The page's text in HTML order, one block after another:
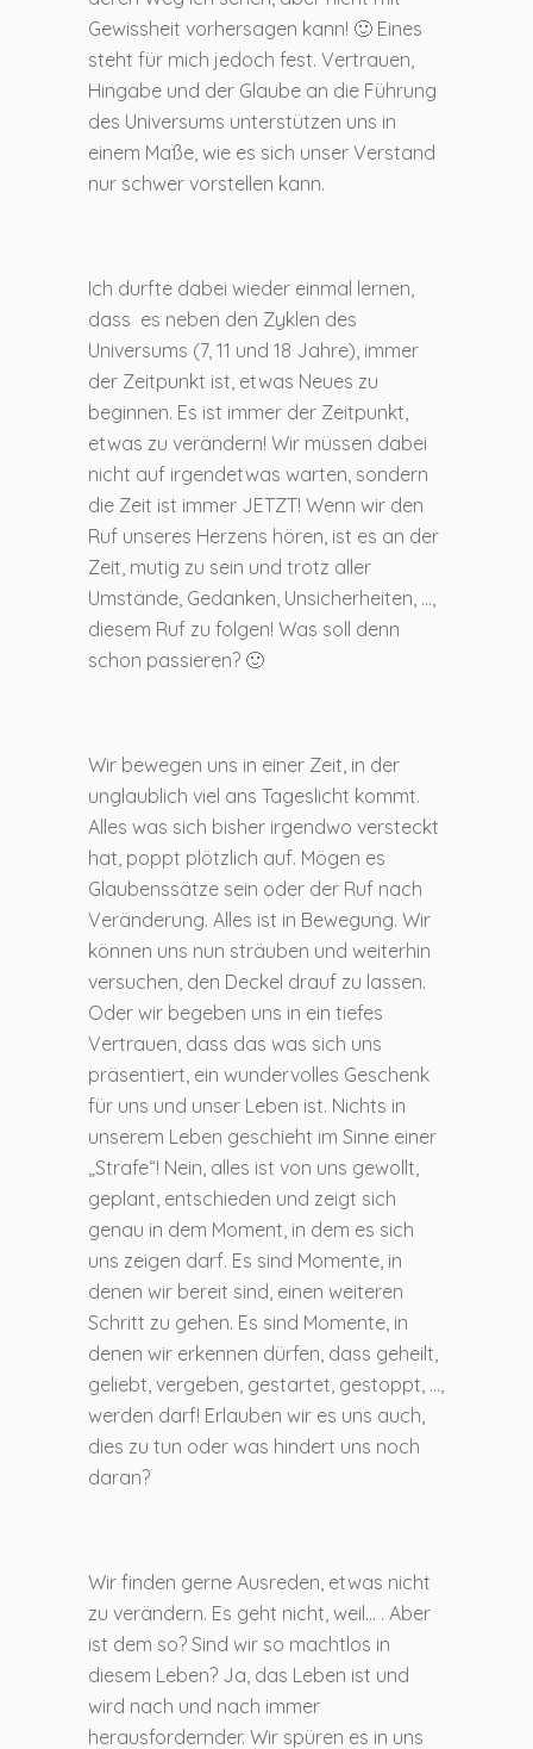
Gewissheit vorhersagen kann! 🙂 Eines
steht für mich jedoch fest. Vertrauen,
Hingabe und der Glaube an die Führung
des Universums unterstützen uns in
einem Maße, wie es sich unser Verstand
nur schwer vorstellen kann.
Ich durfte dabei wieder einmal lernen,
dass es neben den Zyklen des
Universums (7, 11 und 18 Jahre), immer
der Zeitpunkt ist, etwas Neues zu
beginnen. Es ist immer der Zeitpunkt,
etwas zu verändern! Wir müssen dabei
nicht auf irgendetwas warten, sondern
die Zeit ist immer JETZT! Wenn wir den
Ruf unseres Herzens hören, ist es an der
Zeit, mutig zu sein und trotz aller
Umstände, Gedanken, Unsicherheiten, …,
diesem Ruf zu folgen! Was soll denn
schon passieren? 🙂
Wir bewegen uns in einer Zeit, in der
unglaublich viel ans Tageslicht kommt.
Alles was sich bisher irgendwo versteckt
hat, poppt plötzlich auf. Mögen es
Glaubenssätze sein oder der Ruf nach
Veränderung. Alles ist in Bewegung. Wir
können uns nun sträuben und weiterhin
versuchen, den Deckel drauf zu lassen.
Oder wir begeben uns in ein tiefes
Vertrauen, dass das was sich uns
präsentiert, ein wundervolles Geschenk
für uns und unser Leben ist. Nichts in
unserem Leben geschieht im Sinne einer
„Strafe“! Nein, alles ist von uns gewollt,
geplant, entschieden und zeigt sich
genau in dem Moment, in dem es sich
uns zeigen darf. Es sind Momente, in
denen wir bereit sind, einen weiteren
Schritt zu gehen. Es sind Momente, in
denen wir erkennen dürfen, dass geheilt,
geliebt, vergeben, gestartet, gestoppt, …,
werden darf! Erlauben wir es uns auch,
dies zu tun oder was hindert uns noch
daran?
Wir finden gerne Ausreden, etwas nicht
zu verändern. Es geht nicht, weil… . Aber
ist dem so? Sind wir so machtlos in
diesem Leben? Ja, das Leben ist und
wird nach und nach immer
herausfordernder. Wir spüren es in uns